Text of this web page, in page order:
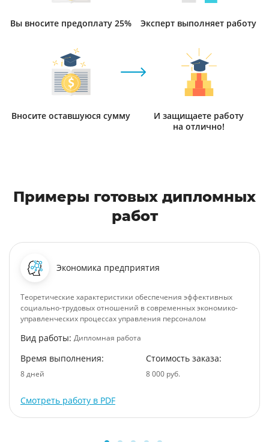
Вы вносите предоплату 25% Эксперт выполняет работу
Вносите оставшуюся сумму
И защищаете работу
на отлично!
Примеры готовых дипломных
работ
Экономика предприятия
Теоретические характеристики обеспечения эффективных
социально-трудовых отношений в современных экономико-
управленческих процессах управления персоналом
Вид работы: Дипломная работа
Время выполнения:
8 дней
Стоимость заказа:
8 000 руб.
Смотреть работу в PDF